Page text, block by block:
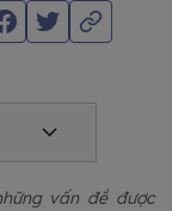
vấn đề được